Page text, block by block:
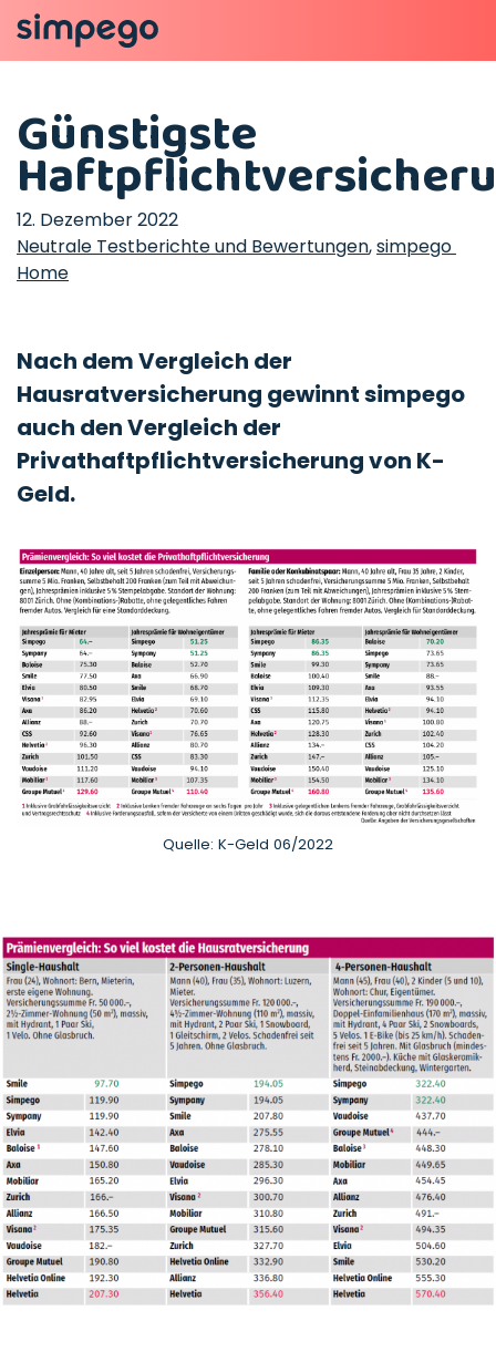
Günstigste
12. Dezember 2022
Neutrale Testberichte und Bewertungen,simpego
Home
Nach dem Vergleich der
Hausratversicherung gewinnt simpego
auch den Vergleich der
Privathaftpflichtversicherung von K-
Geld.
Quelle: K-Geld 06/2022